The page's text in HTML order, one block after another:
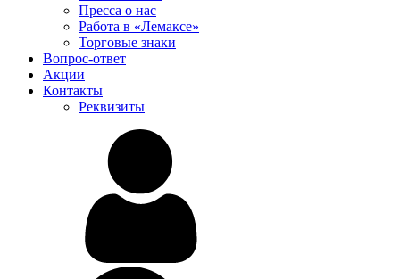
Пресса о нас
Работа в «Лемаксе»
Торговые знаки
Вопрос-ответ
Акции
Контакты
Реквизиты